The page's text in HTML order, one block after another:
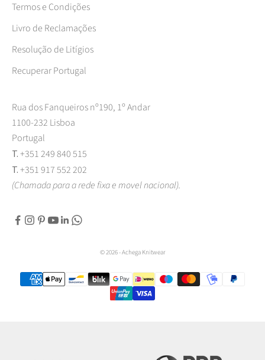
Termos e Condições
Livro de Reclamações
Resolução de Litígios
Recuperar Portugal
Rua dos Fanqueiros nº190, 1º Andar
1100-232 Lisboa
Portugal
T. +351 249 840 515
T. +351 917 552 202
(Chamada para a rede fixa e movel nacional).
© 2026 - Achega Knitwear